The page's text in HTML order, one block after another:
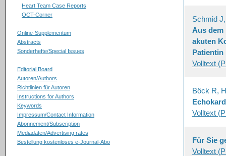
Heart Team Case Reports
OCT-Corner
Online-Supplementum
Abstracts
Sonderhefte/Special Issues
Editorial Board
Autoren/Authors
Richtlinien für Autoren
Instructions for Authors
Keywords
Impressum/Contact Information
Abonnement/Subscription
Mediadaten/Advertising rates
Bestellung kostenloses e-Journal-Abo
Schmid
Aus dem
akuten
Patientin
Volltext
Böck R,
Volltext
Für Sie
Volltext